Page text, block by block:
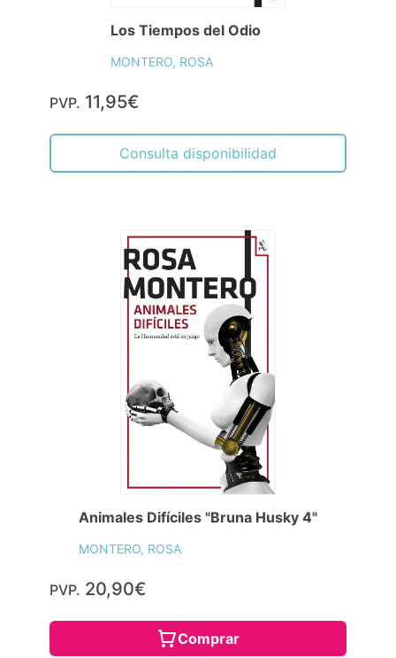
Los Tiempos del Odio
MONTERO, ROSA
PVP. 11,95€
Consulta disponibilidad
Animales Difíciles "Bruna Husky 4"
MONTERO, ROSA
PVP. 20,90€
Comprar